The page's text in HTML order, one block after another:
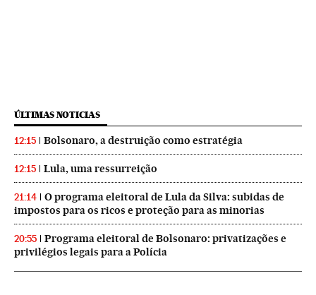
ÚLTIMAS NOTICIAS
12:15 Bolsonaro, a destruição como estratégia
12:15 Lula, uma ressurreição
21:14
O programa eleitoral de Lula da Silva: subidas de
impostos para os ricos e proteção para as minorias
20:55
Programa eleitoral de Bolsonaro: privatizações e
privilégios legais para a Polícia